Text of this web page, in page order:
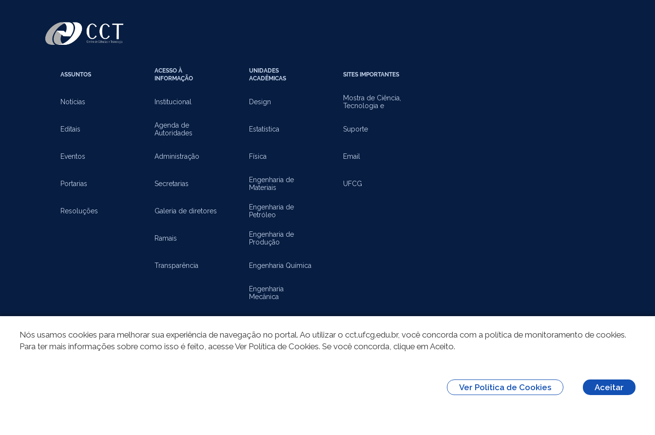
ASSUNTOS
Notícias
Editais
Eventos
Portarias
Resoluções
ACESSO À
INFORMAÇÃO
Institucional
Agenda de
Autoridades
Administração
Secretarias
Galeria de diretores
Ramais
Transparência
UNIDADES
ACADÊMICAS
Design
Estatística
Física
Engenharia de
Materiais
Engenharia de
Petróleo
Engenharia de
Produção
Engenharia Química
Engenharia
Mecânica
SITES IMPORTANTES
Mostra de Ciência,
Tecnologia e
Suporte
Email
UFCG
Nós usamos cookies para melhorar sua experiência de navegação no portal. Ao utilizar o cct.ufcg.edu.br, você concorda com a política de monitoramento de cookies.
Para ter mais informações sobre como isso é feito, acesse Ver Política de Cookies. Se você concorda, clique em Aceito.
Ver Política de Cookies Aceitar